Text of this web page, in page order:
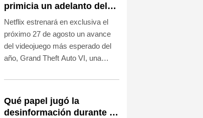
primicia un adelanto del
videojuego GTA VI
Netflix estrenará en exclusiva el
próximo 27 de agosto un avance
del videojuego más esperado del
año, Grand Theft Auto VI, una
anunció este jueves el estudio
Qué papel jugó la
desinformación durante la